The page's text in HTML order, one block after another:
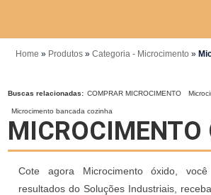
Home » Produtos » Categoria - Microcimento »
Buscas relacionadas: COMPRAR MICROCIMENTO
Microcimento bancada cozinha
MICROCIMENTO
Cote agora Microcimento óxido,
resultados do Soluções Industriais,